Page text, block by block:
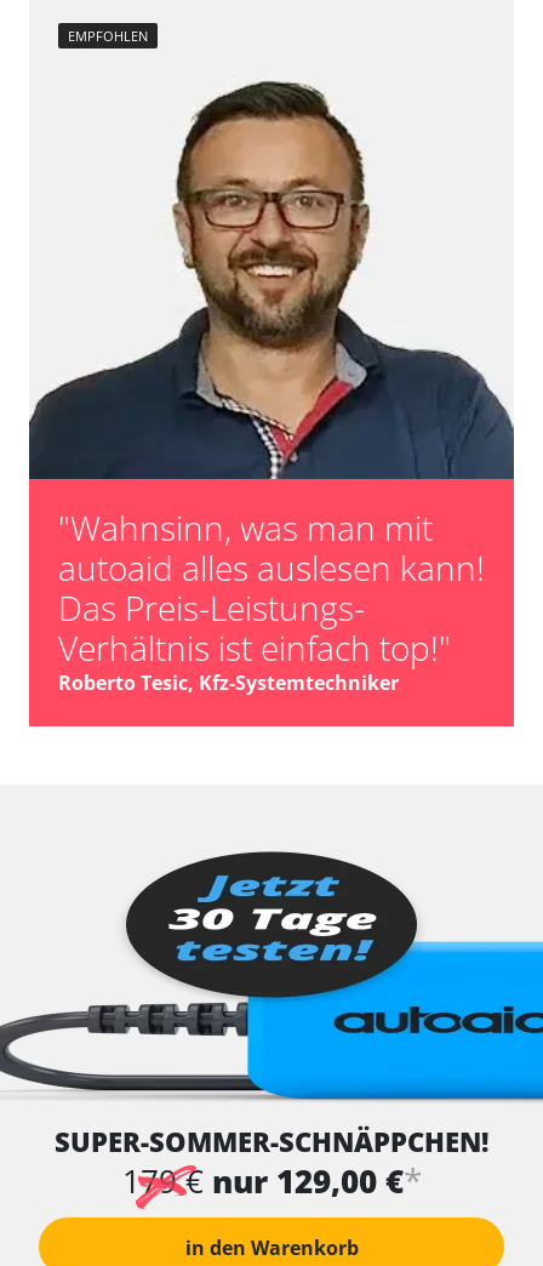
EMPFOHLEN
"Wahnsinn, was man mit
autoaid alles auslesen kann!
Das Preis-Leistungs-
Verhältnis ist einfach top!"
Roberto Tesic, Kfz-Systemtechniker
SUPER-SOMMER-SCHNÄPPCHEN!
179 € nur 129,00 €*
in den Warenkorb